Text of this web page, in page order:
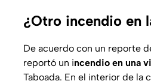
¿Otro incendio en
De acuerdo con un reporte
reportó un incendio en una
Taboada. En el interior de la